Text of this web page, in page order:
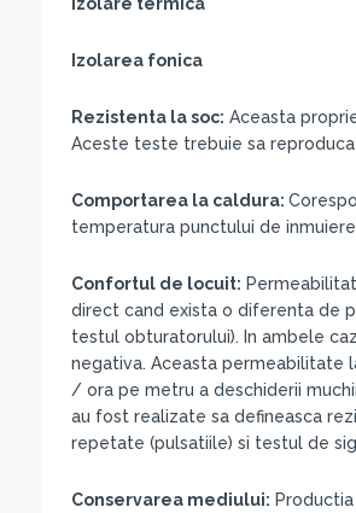
Izolarea fonica
Rezistenta la soc: Aceasta
Aceste teste trebuie sa
Comportarea la caldura:
temperatura punctului de
Confortul de locuit:
direct cand exista o diferenta de
testul obturatorului). In ambele
negativa. Aceasta permeabilitate
/ ora pe metru a deschiderii
au fost realizate sa defineasca
repetate (pulsatiile) si testul de
Conservarea mediului: